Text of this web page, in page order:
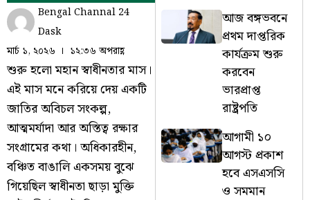
Bengal Channal 24
Dask
মার্চ ১, ২০২৬
১২:৩৬ অপরাহ্ণ
শুরু হলো মহান স্বাধীনতার মাস।
এই মাস মনে করিয়ে দেয় একটি
জাতির অবিচল সংকল্প,
আত্মমর্যাদা আর অস্তিত্ব রক্ষার
সংগ্রামের কথা। অধিকারহীন,
বঞ্চিত বাঙালি একসময় বুঝে
গিয়েছিল স্বাধীনতা ছাড়া মুক্তি
আজ বঙ্গভবনে
প্রথম দাপ্তরিক
কার্যক্রম শুরু
করবেন
ভারপ্রাপ্ত
রাষ্ট্রপতি
আগামী ১০
আগস্ট প্রকাশ
হবে এসএসসি
ও সমমান